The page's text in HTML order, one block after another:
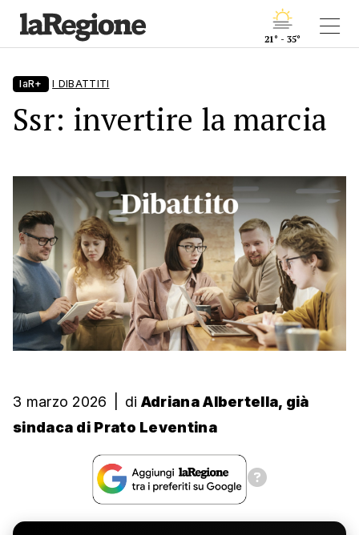
21° - 35°
laR+ I DIBATTITI
Ssr: invertire la marcia
3 marzo 2026 di Adriana Albertella, già
sindaca di Prato Leventina